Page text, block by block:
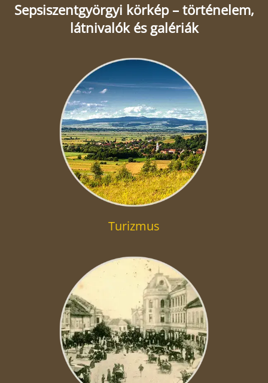
Sepsiszentgyörgyi körkép – történelem,
látnivalók és galériák
Turizmus